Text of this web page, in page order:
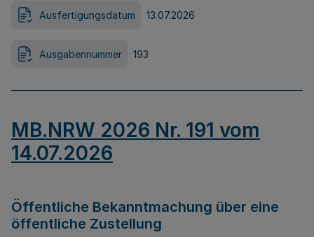
Ausfertigungsdatum 13.07.2026
Ausgabennummer 193
MB.NRW 2026 Nr. 191 vom
14.07.2026
Öffentliche Bekanntmachung über eine
öffentliche Zustellung